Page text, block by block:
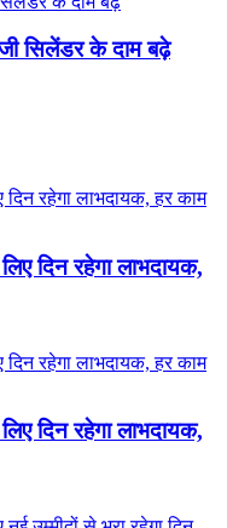
सिलेंडर के दाम बढ़े
दिन रहेगा लाभदायक,
दिन रहेगा लाभदायक,